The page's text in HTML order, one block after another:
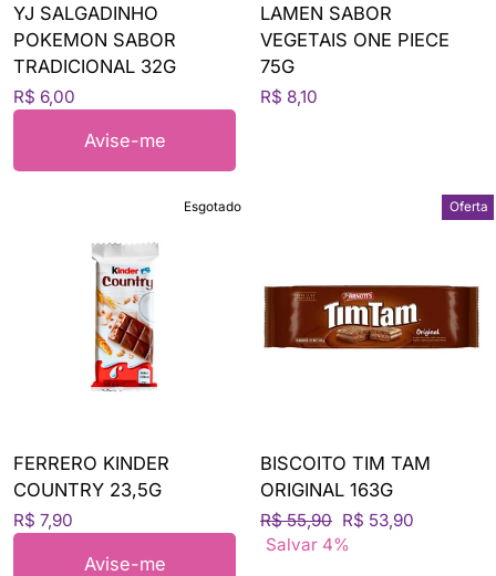
YJ SALGADINHO
POKEMON SABOR
TRADICIONAL 32G
R$ 6,00
Avise-me
LAMEN SABOR
VEGETAIS ONE PIECE
75G
R$ 8,10
Esgotado
FERRERO KINDER
COUNTRY 23,5G
R$ 7,90
Avise-me
Oferta
BISCOITO TIM TAM
ORIGINAL 163G
Preço
normal
R$ 55,90 Preço
de
R$ 53,90
Salvar 4%